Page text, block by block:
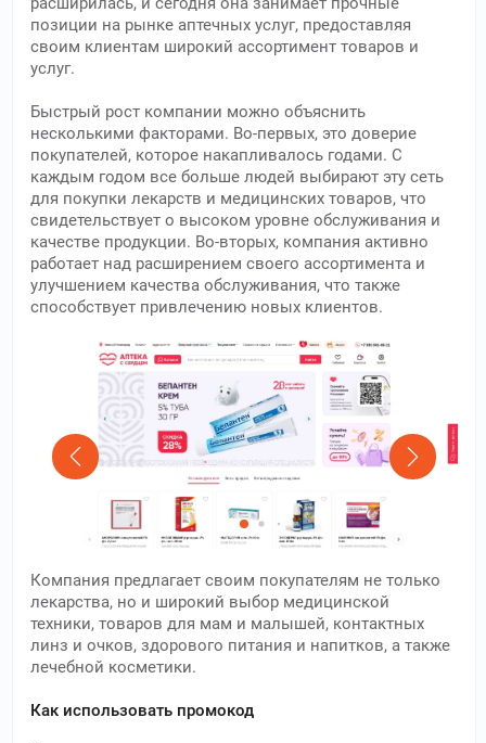
позиции на рынке аптечных услуг, предоставляя
своим клиентам широкий ассортимент товаров и
услуг.
Быстрый рост компании можно объяснить
несколькими факторами. Во-первых, это доверие
покупателей, которое накапливалось годами. С
каждым годом все больше людей выбирают эту сеть
для покупки лекарств и медицинских товаров, что
свидетельствует о высоком уровне обслуживания и
качестве продукции. Во-вторых, компания активно
работает над расширением своего ассортимента и
улучшением качества обслуживания, что также
способствует привлечению новых клиентов.
Компания предлагает своим покупателям не только
лекарства, но и широкий выбор медицинской
техники, товаров для мам и малышей, контактных
линз и очков, здорового питания и напитков, а также
лечебной косметики.
Как использовать промокод